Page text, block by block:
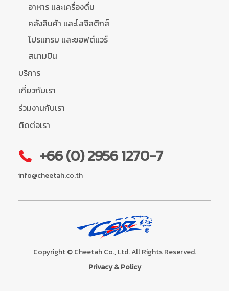
อาหาร และเครื่องดื่ม
คลังสินค้า และโลจิสติกส์
โปรแกรม และซอฟต์แวร์
สนามบิน
บริการ
เกี่ยวกับเรา
ร่วมงานกับเรา
ติดต่อเรา
+66 (0) 2956 1270-7
info@cheetah.co.th
Copyright © Cheetah Co., Ltd. All Rights Reserved.
Privacy & Policy